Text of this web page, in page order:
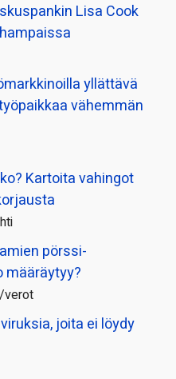
Lisa Cook
yllättävä
vähemmän
Kartoita vahingot
pörssi­
määräytyy?
verot
joita ei löydy